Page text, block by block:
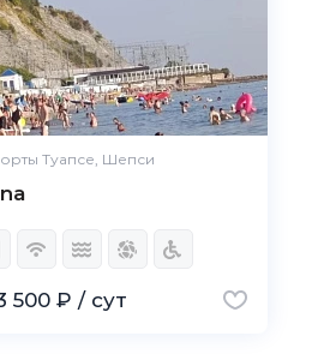
Туапсе, Шепси
500 ₽ / сут